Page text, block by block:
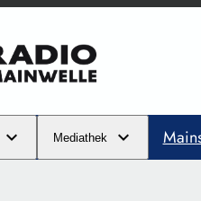
Mediathek